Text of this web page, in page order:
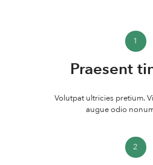
1
Praesent
Volutpat ultricies pretium.
augue odio
2